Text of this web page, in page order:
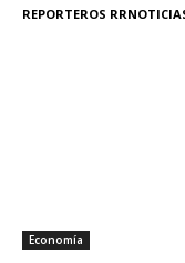
REPORTEROS
Economía